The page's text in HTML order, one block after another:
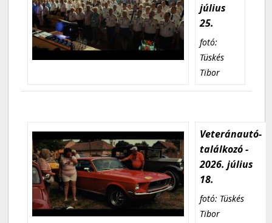
július
25.
fotó:
Tüskés
Tibor
Veteránautó-
találkozó -
2026. július
18.
fotó: Tüskés
Tibor